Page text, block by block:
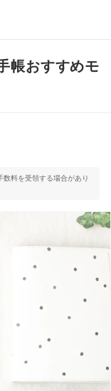
帳おすすめモ
料を受領する場合があり